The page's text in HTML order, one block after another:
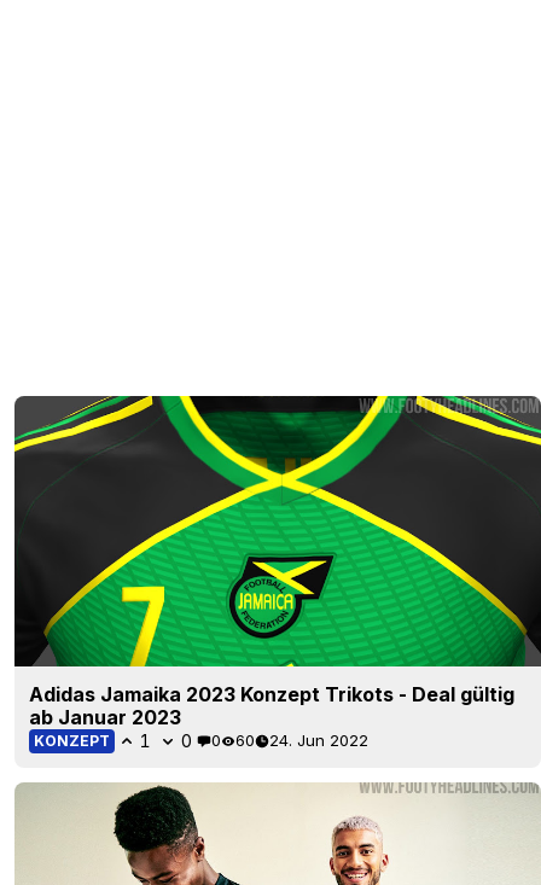
Adidas Jamaika 2023 Konzept Trikots - Deal gültig
ab Januar 2023
KONZEPT 1 0 0 60 24. Jun 2022